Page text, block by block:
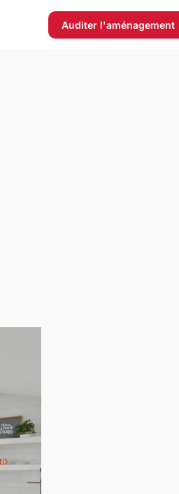
Auditer l'aménagement